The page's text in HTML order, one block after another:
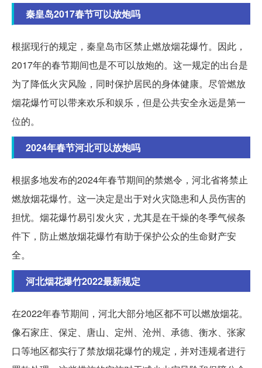
秦皇岛2017春节可以放炮吗
根据现行的规定，秦皇岛市区禁止燃放烟花爆竹。因此，
2017年的春节期间也是不可以放炮的。这一规定的出台是
为了降低火灾风险，同时保护居民的身体健康。尽管燃放
烟花爆竹可以带来欢乐和娱乐，但是公共安全永远是第一
位的。
2024年春节河北可以放炮吗
根据多地发布的2024年春节期间的禁燃令，河北省将禁止
燃放烟花爆竹。这一决定是出于对火灾隐患和人员伤害的
担忧。烟花爆竹易引发火灾，尤其是在干燥的冬季气候条
件下，防止燃放烟花爆竹有助于保护公众的生命财产安
全。
河北烟花爆竹2022最新规定
在2022年春节期间，河北大部分地区都不可以燃放烟花。
像石家庄、保定、唐山、定州、沧州、承德、衡水、张家
口等地区都实行了禁放烟花爆竹的规定，并对违规者进行